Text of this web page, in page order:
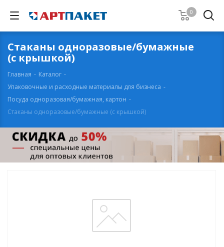
0
Стаканы одноразовые/бумажные
(с крышкой)
Главная - Каталог -
Упаковочные и расходные материалы для бизнеса -
Посуда одноразовая/бумажная, картон -
Стаканы одноразовые/бумажные (с крышкой)